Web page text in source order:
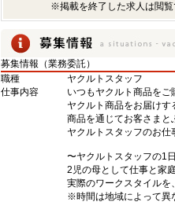
※掲載を終了した求人は閲覧
募集情報（業務委託）
職種
ヤクルトスタッフ
仕事内容
いつもヤクルト商品をご
ヤクルト商品をお届けす
商品を通じてお客さまと
ヤクルトスタッフのお仕
〜ヤクルトスタッフの1
2児の母として仕事と家
実際のワークスタイルを
※時間は地域によって異